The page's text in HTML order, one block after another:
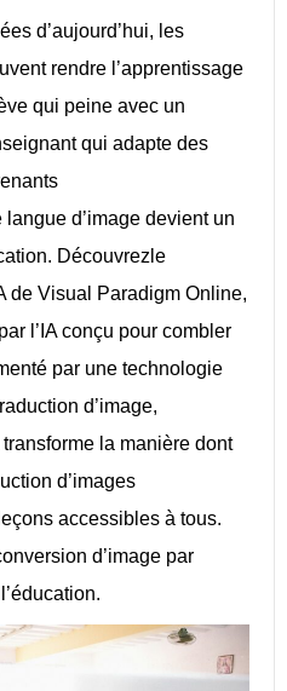
d’aujourd’hui, les
rendre l’apprentissage
qui peine avec un
qui adapte des
langue d’image devient un
Découvrez le
de Visual Paradigm Online,
l’IAconçu pour combler
par une technologie
d’image,
transforme la manière dont
d’images
accessibles à tous.
d’image par